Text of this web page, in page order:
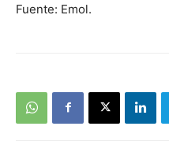
Fuente: Emol.